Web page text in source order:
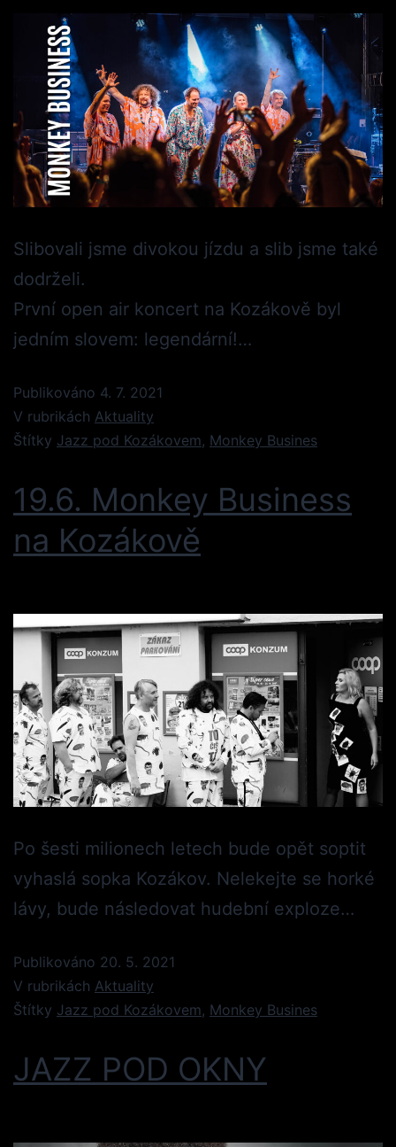
Slibovali jsme divokou jízdu a slib jsme také
dodrželi.
První open air koncert na Kozákově byl
jedním slovem: legendární!…
Publikováno 4. 7. 2021
V rubrikách Aktuality
Štítky Jazz pod Kozákovem, Monkey Busines
19.6. Monkey Business
na Kozákově
Po šesti milionech letech bude opět soptit
vyhaslá sopka Kozákov. Nelekejte se horké
lávy, bude následovat hudební exploze…
Publikováno 20. 5. 2021
V rubrikách Aktuality
Štítky Jazz pod Kozákovem, Monkey Busines
JAZZ POD OKNY